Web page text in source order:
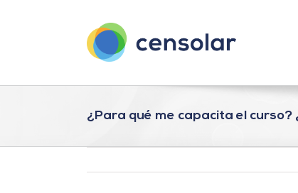
¿Para qué me capacita el